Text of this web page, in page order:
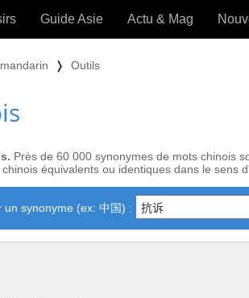
Guide Asie Actu & Mag
❭ Outils
Près de 60 000 synonymes de mots chinois
équivalents ou identiques dans le sens
un synonyme (ex: 中国) :